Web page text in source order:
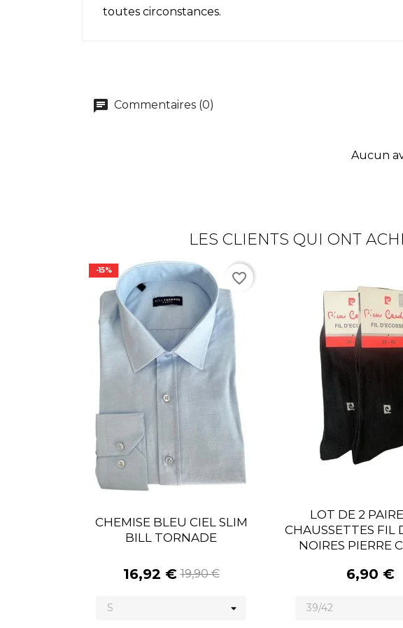
toutes circonstances.
Commentaires (0)
Aucun
LES CLIENTS QUI ONT
-15%
CHEMISE BLEU CIEL SLIM
BILL TORNADE
16,92 € 19,90 €
favorite_border
LOT DE 2
CHAUSSETTES FIL
NOIRES PIERRE
6,90 €